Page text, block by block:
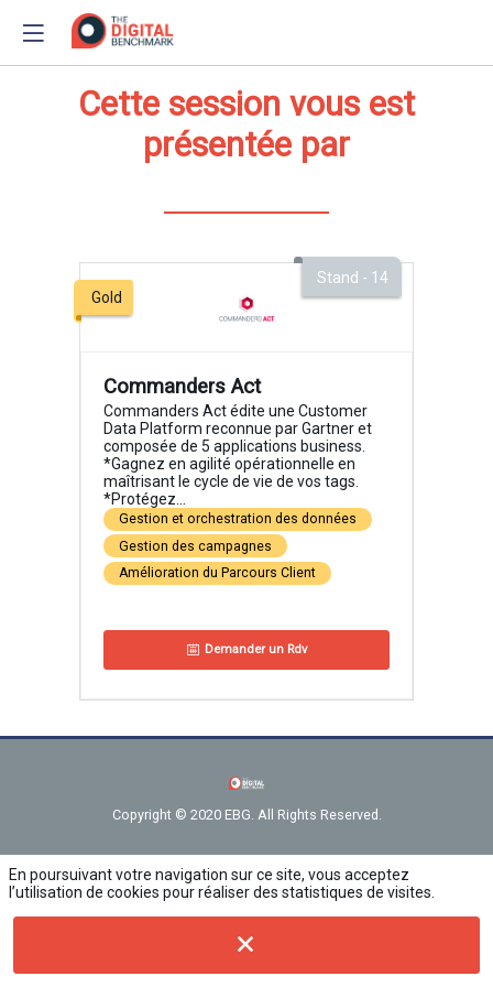
Cette session vous est
présentée par
Gold
Stand - 14
Commanders Act
Commanders Act édite une Customer
Data Platform reconnue par Gartner et
composée de 5 applications business.
*Gagnez en agilité opérationnelle en
maîtrisant le cycle de vie de vos tags.
*Protégez...
Gestion et orchestration des données
Gestion des campagnes
Amélioration du Parcours Client
Demander un Rdv
Copyright © 2020 EBG. All Rights Reserved.
En poursuivant votre navigation sur ce site, vous acceptez
l’utilisation de cookies pour réaliser des statistiques de visites.